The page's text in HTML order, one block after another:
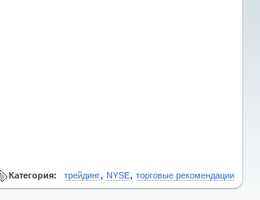
Категория: трейдинг, NYSE, торговые рекомендации